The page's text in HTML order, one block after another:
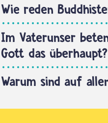
Wie reden
Im Vaterunser
Gott das überhaupt?
Warum sind auf